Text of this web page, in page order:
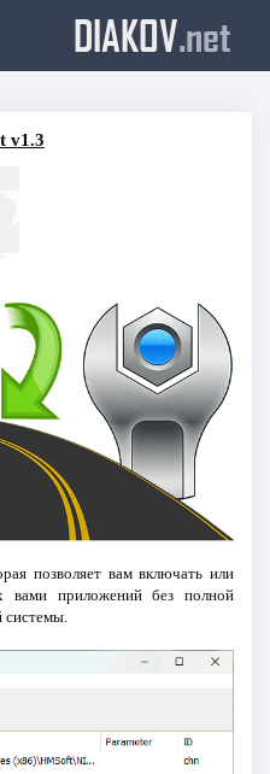
DIAKOV.net
v1.3
позволяет вам включать или
вами приложений без полной
системы.